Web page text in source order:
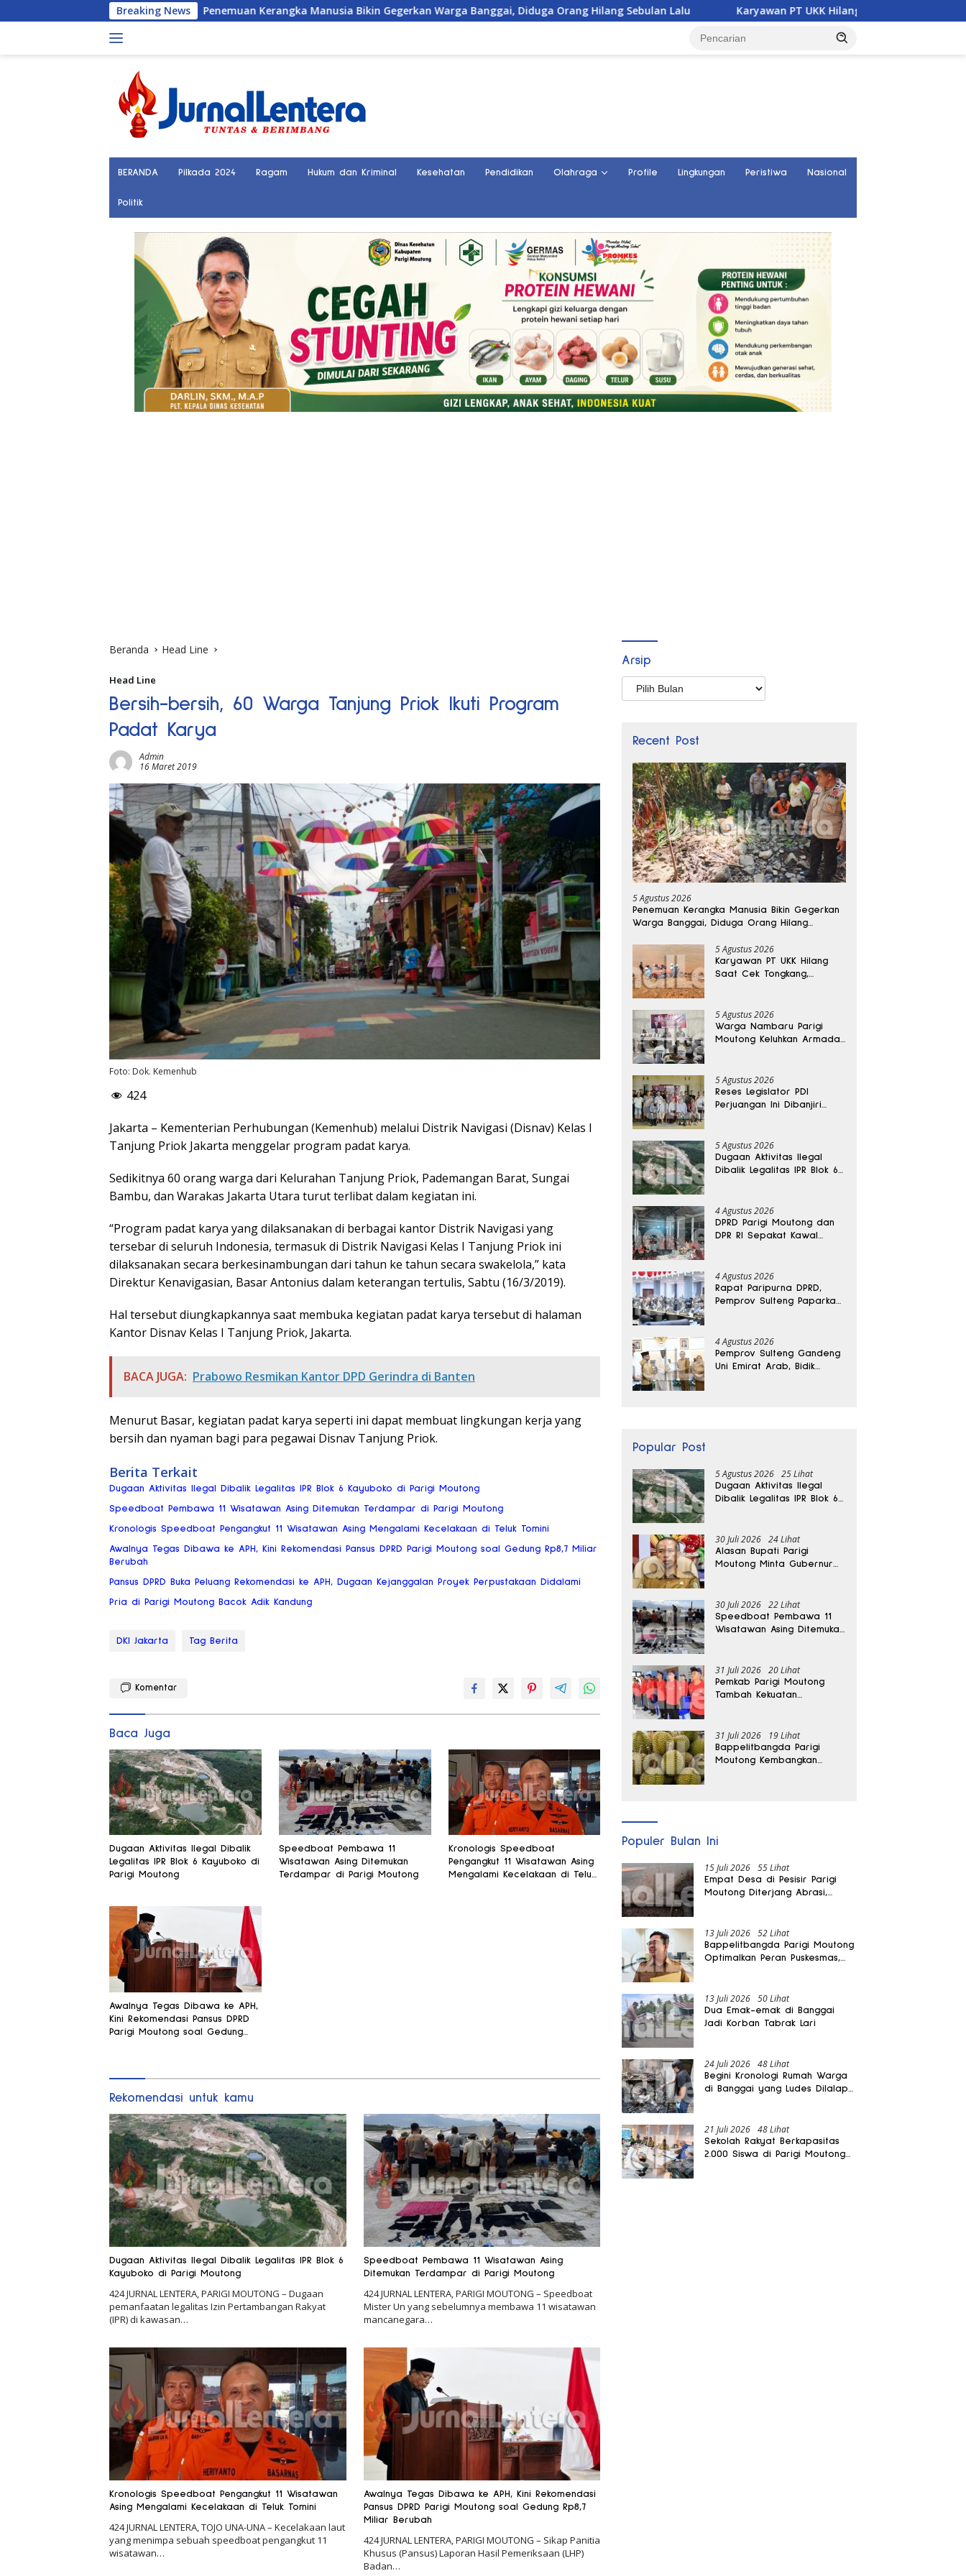
ke
Breaking News
Penemuan Kerangka Manusia Bikin Gegerkan Warga Banggai, Diduga Orang Hilang Sebulan Lalu Karyawan PT UKK Hilang Saat Cek Tongkang, Ditemukan Tewas di
BERANDA Pilkada 2024 Ragam Hukum dan Kriminal Kesehatan Pendidikan Olahraga Profile Lingkungan Peristiwa Nasional
Politik
Beranda Head Line
Head Line
Bersih-bersih, 60 Warga Tanjung Priok Ikuti Program
Padat Karya
Admin
16 Maret 2019
Foto: Dok. Kemenhub
424
Jakarta – Kementerian Perhubungan (Kemenhub) melalui Distrik Navigasi (Disnav) Kelas I
Tanjung Priok Jakarta menggelar program padat karya.
Sedikitnya 60 orang warga dari Kelurahan Tanjung Priok, Pademangan Barat, Sungai
Bambu, dan Warakas Jakarta Utara turut terlibat dalam kegiatan ini.
“Program padat karya yang dilaksanakan di berbagai kantor Distrik Navigasi yang
tersebar di seluruh Indonesia, termasuk di Distrik Navigasi Kelas I Tanjung Priok ini
dilaksanakan secara berkesinambungan dari tahun ke tahun secara swakelola,” kata
Direktur Kenavigasian, Basar Antonius dalam keterangan tertulis, Sabtu (16/3/2019).
Hal tersebut diungkapkannya saat membuka kegiatan padat karya tersebut di halaman
Kantor Disnav Kelas I Tanjung Priok, Jakarta.
BACA JUGA: Prabowo Resmikan Kantor DPD Gerindra di Banten
Menurut Basar, kegiatan padat karya seperti ini dapat membuat lingkungan kerja yang
bersih dan nyaman bagi para pegawai Disnav Tanjung Priok.
Berita Terkait
Dugaan Aktivitas Ilegal Dibalik Legalitas IPR Blok 6 Kayuboko di Parigi Moutong
Speedboat Pembawa 11 Wisatawan Asing Ditemukan Terdampar di Parigi Moutong
Kronologis Speedboat Pengangkut 11 Wisatawan Asing Mengalami Kecelakaan di Teluk Tomini
Awalnya Tegas Dibawa ke APH, Kini Rekomendasi Pansus DPRD Parigi Moutong soal Gedung Rp8,7 Miliar
Berubah
Pansus DPRD Buka Peluang Rekomendasi ke APH, Dugaan Kejanggalan Proyek Perpustakaan Didalami
Pria di Parigi Moutong Bacok Adik Kandung
DKI Jakarta Tag Berita
Komentar
Baca Juga
Dugaan Aktivitas Ilegal Dibalik
Legalitas IPR Blok 6 Kayuboko di
Parigi Moutong
Speedboat Pembawa 11
Wisatawan Asing Ditemukan
Terdampar di Parigi Moutong
Kronologis Speedboat
Pengangkut 11 Wisatawan Asing
Mengalami Kecelakaan di Teluk
Awalnya Tegas Dibawa ke APH,
Kini Rekomendasi Pansus DPRD
Parigi Moutong soal Gedung
Rekomendasi untuk kamu
Dugaan Aktivitas Ilegal Dibalik Legalitas IPR Blok 6
Kayuboko di Parigi Moutong
424 JURNAL LENTERA, PARIGI MOUTONG – Dugaan
pemanfaatan legalitas Izin Pertambangan Rakyat
(IPR) di kawasan…
Speedboat Pembawa 11 Wisatawan Asing
Ditemukan Terdampar di Parigi Moutong
424 JURNAL LENTERA, PARIGI MOUTONG – Speedboat
Mister Un yang sebelumnya membawa 11 wisatawan
mancanegara…
Kronologis Speedboat Pengangkut 11 Wisatawan
Asing Mengalami Kecelakaan di Teluk Tomini
424 JURNAL LENTERA, TOJO UNA-UNA – Kecelakaan laut
yang menimpa sebuah speedboat pengangkut 11
wisatawan…
Awalnya Tegas Dibawa ke APH, Kini Rekomendasi
Pansus DPRD Parigi Moutong soal Gedung Rp8,7
Miliar Berubah
424 JURNAL LENTERA, PARIGI MOUTONG – Sikap Panitia
Khusus (Pansus) Laporan Hasil Pemeriksaan (LHP)
Badan…
Arsip
Arsip
Recent Post
5 Agustus 2026
Penemuan Kerangka Manusia Bikin Gegerkan
Warga Banggai, Diduga Orang Hilang
5 Agustus 2026
Karyawan PT UKK Hilang
Saat Cek Tongkang,
5 Agustus 2026
Warga Nambaru Parigi
Moutong Keluhkan Armada
Reses Legislator PKS
5 Agustus 2026
Reses Legislator PDI
Perjuangan Ini Dibanjiri
5 Agustus 2026
Dugaan Aktivitas Ilegal
Dibalik Legalitas IPR Blok 6
4 Agustus 2026
DPRD Parigi Moutong dan
DPR RI Sepakat Kawal
4 Agustus 2026
Rapat Paripurna DPRD,
Pemprov Sulteng Paparkan
4 Agustus 2026
Pemprov Sulteng Gandeng
Uni Emirat Arab, Bidik
Popular Post
5 Agustus 2026 25 Lihat
Dugaan Aktivitas Ilegal
Dibalik Legalitas IPR Blok 6
30 Juli 2026 24 Lihat
Alasan Bupati Parigi
Moutong Minta Gubernur
30 Juli 2026 22 Lihat
Speedboat Pembawa 11
Wisatawan Asing Ditemukan
31 Juli 2026 20 Lihat
Pemkab Parigi Moutong
Tambah Kekuatan
31 Juli 2026 19 Lihat
Bappelitbangda Parigi
Moutong Kembangkan
Populer Bulan Ini
15 Juli 2026 55 Lihat
Empat Desa di Pesisir Parigi
Moutong Diterjang Abrasi,
13 Juli 2026 52 Lihat
Bappelitbangda Parigi Moutong
Optimalkan Peran Puskesmas,
13 Juli 2026 50 Lihat
Dua Emak-emak di Banggai
Jadi Korban Tabrak Lari
24 Juli 2026 48 Lihat
Begini Kronologi Rumah Warga
di Banggai yang Ludes Dilalap
21 Juli 2026 48 Lihat
Sekolah Rakyat Berkapasitas
2.000 Siswa di Parigi Moutong